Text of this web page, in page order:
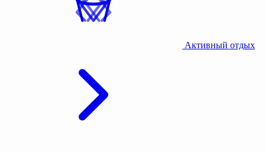
Активный отдых